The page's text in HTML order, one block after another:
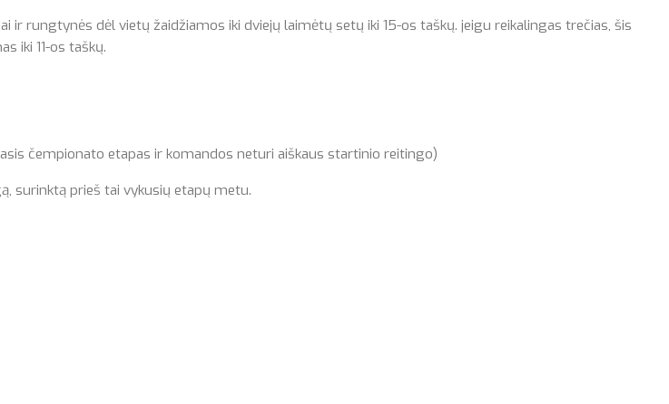
ir rungtynės dėl vietų žaidžiamos iki dviejų laimėtų setų iki 15-os taškų. jeigu reikalingas trečias, šis
iki 11-os taškų.
čempionato etapas ir komandos neturi aiškaus startinio reitingo)
surinktą prieš tai vykusių etapų metu.